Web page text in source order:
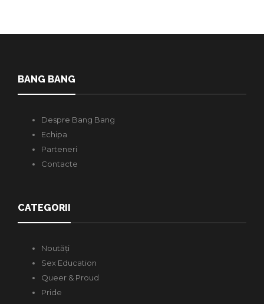
BANG BANG
Despre Bang Bang
Echipa
Parteneri
Contacte
CATEGORII
Noutăți
Sex Education
Queer & Proud
Pride